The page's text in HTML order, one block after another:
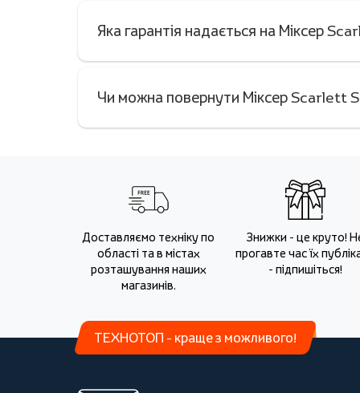
Яка гарантія надається на Міксер
Чи можна повернути Міксер Scarlett
Доставляємо техніку по
області та в містах
розташування наших
магазинів.
Знижки - це круто!
прогавте час їх
- підпишіться!
ТЕХНОТОП - краще з можливого!